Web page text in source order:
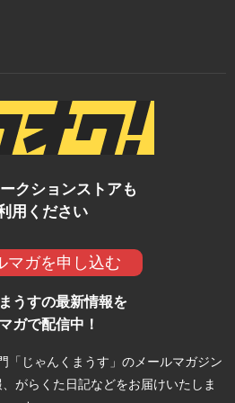
クションストアも
用ください
マガを申し込む
うすの最新情報を
ガで配信中！
「じゃんくまうす」のメールマガジン
がらくた日記などをお届けいたしま